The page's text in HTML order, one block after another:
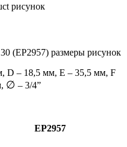
D – 18,5 мм, E – 35,5 мм, F
∅ – 3/4”
EP2957